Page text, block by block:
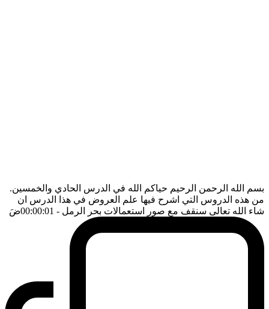
بسم الله الرحمن الرحيم حياكم الله في الدرس الحادي والخمسين.
من هذه الدروس التي اشرح فيها علم العروض في هذا الدرس ان
شاء الله تعالى سنقف مع صور استعمالات بحر الرمل - 00:00:01 ضَ